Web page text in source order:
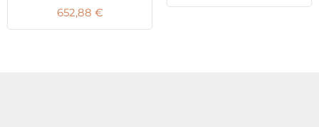
652,88 €